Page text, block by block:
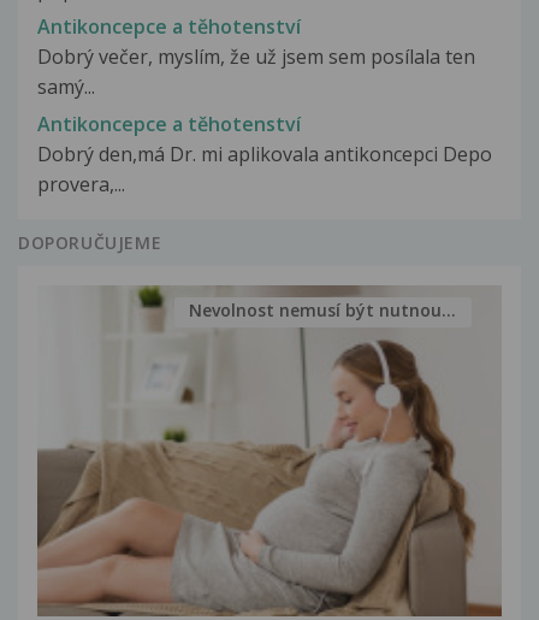
Antikoncepce a těhotenství
Dobrý večer, myslím, že už jsem sem posílala ten
samý...
Antikoncepce a těhotenství
Dobrý den,má Dr. mi aplikovala antikoncepci Depo
provera,...
DOPORUČUJEME
Nevolnost nemusí být nutnou...